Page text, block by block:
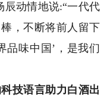
辰动情地说:“一代代
，不断将前人留下
品味中国’，是我们
技语言助力白酒出